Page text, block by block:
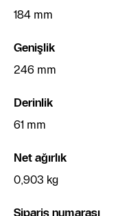
184 mm
Genişlik
246 mm
Derinlik
61 mm
Net ağırlık
0,903 kg
‌Sipariş numarası